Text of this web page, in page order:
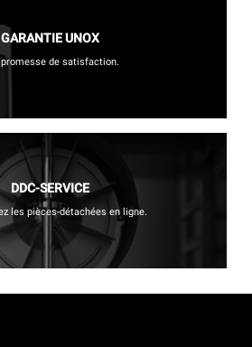
GARANTIE UNOX
promesse de satisfaction.
DDC-SERVICE
les pièces-détachées en ligne.